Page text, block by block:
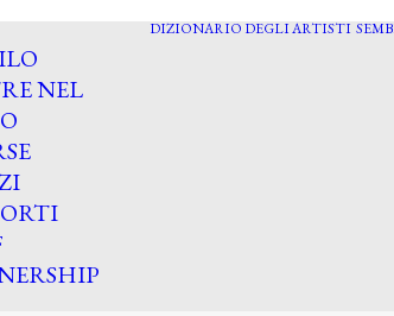
NEL
DIZIONARIO DEGLI ARTISTI